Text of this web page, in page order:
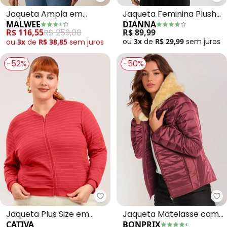
Jaqueta Ampla em
Moletom (Bordô)
MALWEE
R$ 116,55R$ 259,00
ou 3x de R$ 38,85 sem juros
Jaqueta Feminina Plush
com Capuz (Vermelho)
DIANNA
R$ 89,99
ou 3x de R$ 29,99 sem juros
-52%
Jaqueta Plus Size em
CATIVA
-50%
Jaqueta Matelasse com
BONPRIX